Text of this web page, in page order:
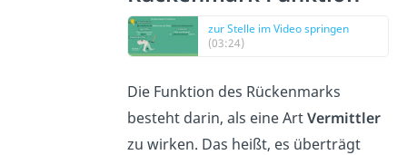
zur Stelle im Video springen
(03:24)
Die Funktion des Rückenmarks
besteht darin, als eine ArtVermittler
zu wirken. Das heißt, es überträgt